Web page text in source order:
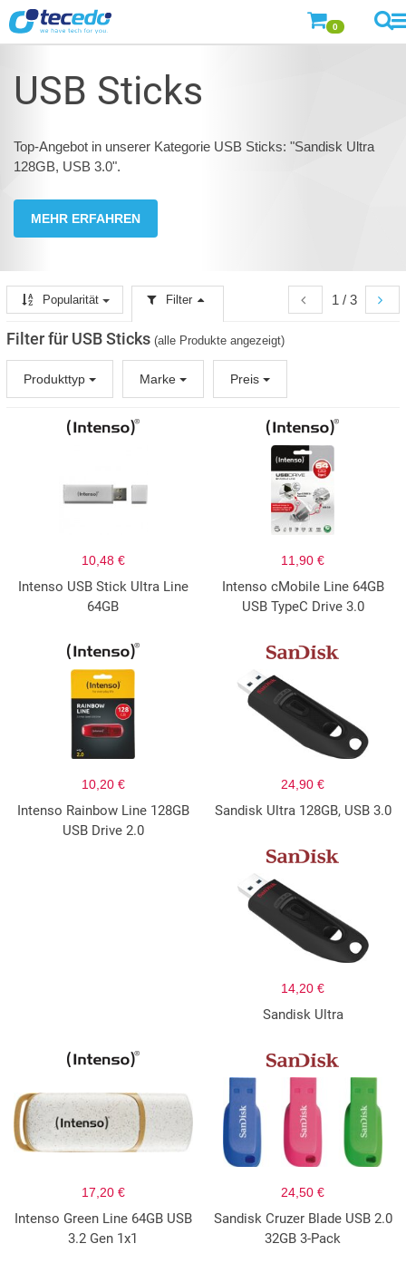
0
USB Sticks
Top-Angebot in unserer Kategorie USB Sticks: "Sandisk Ultra
128GB, USB 3.0".
MEHR ERFAHREN
1 / 3
Popularität Filter
Filter für USB Sticks (alle Produkte angezeigt)
Produkttyp Marke Preis
10,48 €
Intenso USB Stick Ultra Line
64GB
11,90 €
Intenso cMobile Line 64GB
USB TypeC Drive 3.0
10,20 €
Intenso Rainbow Line 128GB
USB Drive 2.0
24,90 €
Sandisk Ultra 128GB, USB 3.0
14,20 €
Sandisk Ultra
17,20 €
Intenso Green Line 64GB USB
3.2 Gen 1x1
24,50 €
Sandisk Cruzer Blade USB 2.0
32GB 3-Pack